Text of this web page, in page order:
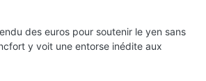
des euros pour soutenir le yen sans
y voit une entorse inédite aux